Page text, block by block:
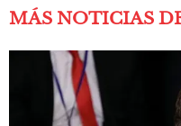
MÁS NOTICIAS